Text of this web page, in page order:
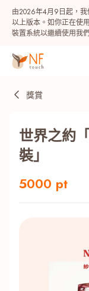
由2026年4月9日起，
以上版本。如你正在使
裝置系統以繼續使用我
熱門
獎賞
世界之約
裝」
5000 pt